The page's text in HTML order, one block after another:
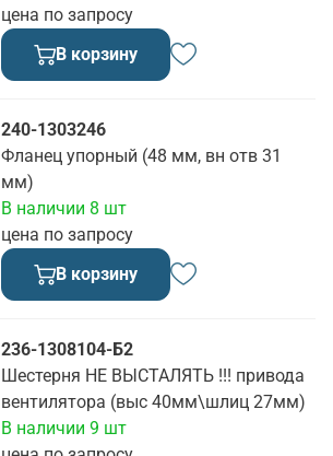
цена по запросу
В корзину
240-1303246
Фланец упорный (48 мм, вн отв 31
мм)
цена по запросу
В наличии 8 шт
В корзину
236-1308104-Б2
Шестерня НЕ ВЫСТАЛЯТЬ !!! привода
вентилятора (выс 40мм\шлиц 27мм)
В наличии 9 шт